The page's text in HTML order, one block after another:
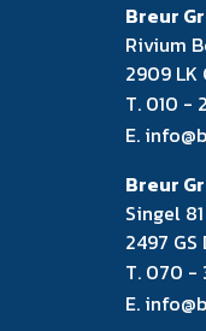
Breur
Rivium
2909 LK
T. 010 -
E.
Breur
Singel 81
2497 GS
T. 070 -
E.